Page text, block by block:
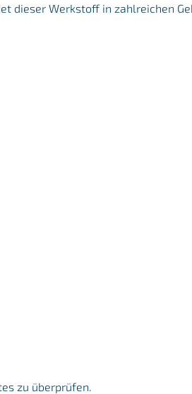
dieser Werkstoff in zahlreichen
zu überprüfen.